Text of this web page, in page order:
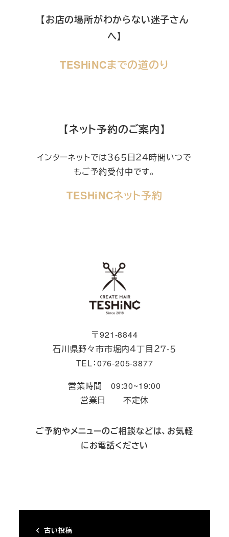
【お店の場所がわからない迷子さん
へ】
TESHiNCまでの道のり
【ネット予約のご案内】
インターネットでは３６５日２４時間いつで
もご予約受付中です。
TESHiNCネット予約
〒921-8844
石川県野々市市堀内４丁目２７-５
TEL：076-205-3877
営業時間 09:30~19:00
営業日 不定休
ご予約やメニューのご相談などは、お気軽
にお電話ください
古い投稿